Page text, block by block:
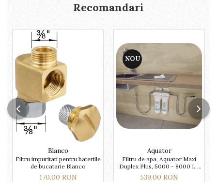
Recomandari
Blanco
Filtru impuritati pentru bateriile
de bucatarie Blanco
170,00 RON
NOU
Aquator
Filtru de apa, Aquator Maxi
Duplex Plus, 5000 - 8000 L (
sistem complet )
539,00 RON